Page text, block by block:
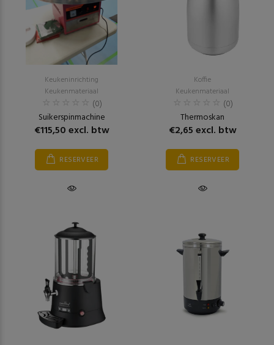
Keukeninrichting
Keukenmateriaal
(0)
Suikerspinmachine
€115,50 excl. btw
RESERVEER
Koffie
Keukenmateriaal
(0)
Thermoskan
€2,65 excl. btw
RESERVEER